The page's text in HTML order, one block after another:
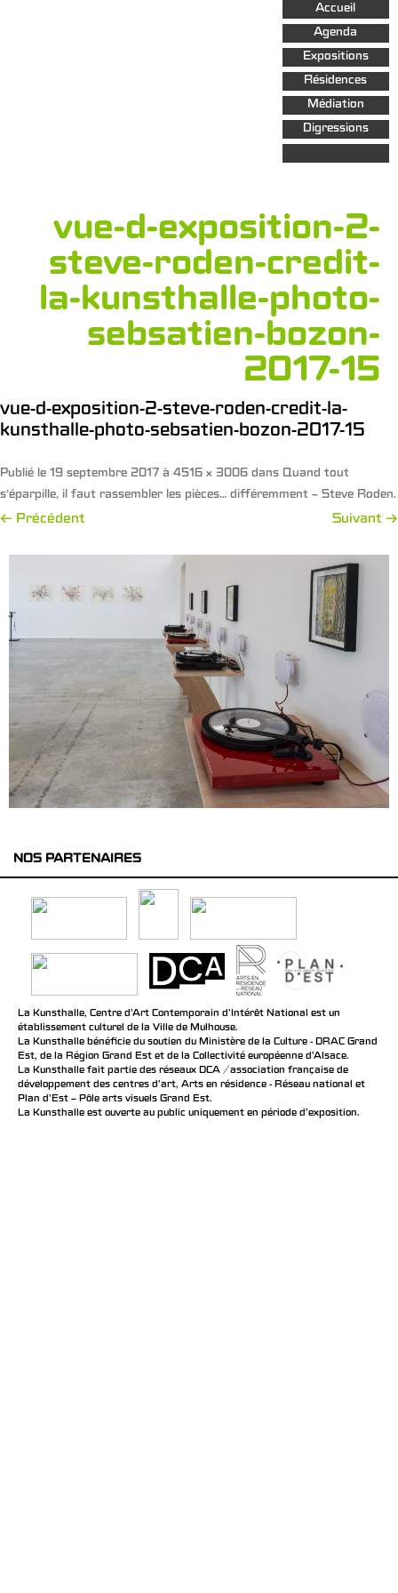
Aller au
contenu
principal
Accueil
Agenda
Expositions
Résidences
Médiation
Digressions
vue-d-exposition-2-
steve-roden-credit-
la-kunsthalle-photo-
sebsatien-bozon-
2017-15
vue-d-exposition-2-steve-roden-credit-la-
kunsthalle-photo-sebsatien-bozon-2017-15
Publié le 19 septembre 2017 à 4516 × 3006 dans Quand tout
s’éparpille, il faut rassembler les pièces… différemment – Steve Roden.
← Précédent Suivant →
NOS PARTENAIRES
La Kunsthalle, Centre d’Art Contemporain d’Intérêt National est un
établissement culturel de la Ville de Mulhouse.
La Kunsthalle bénéficie du soutien du Ministère de la Culture - DRAC Grand
Est, de la Région Grand Est et de la Collectivité européenne d’Alsace.
La Kunsthalle fait partie des réseaux DCA / association française de
développement des centres d'art, Arts en résidence - Réseau national et
Plan d’Est – Pôle arts visuels Grand Est.
La Kunsthalle est ouverte au public uniquement en période d'exposition.